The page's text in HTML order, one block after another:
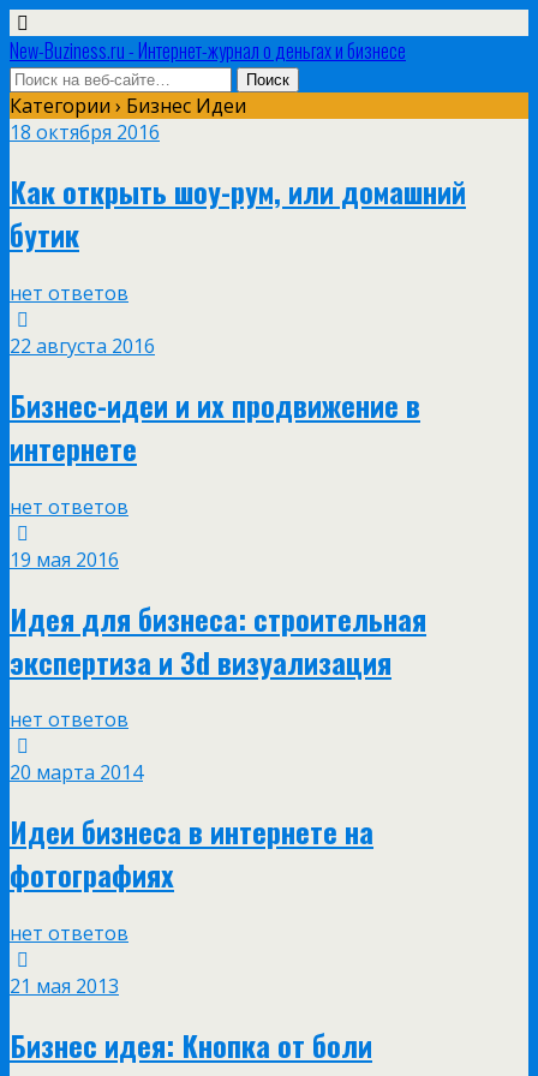
New-Buziness.ru - Интернет-журнал о деньгах и бизнесе
Категории › Бизнес Идеи
18 октября 2016
Как открыть шоу-рум, или домашний
бутик
нет ответов
22 августа 2016
Бизнес-идеи и их продвижение в
интернете
нет ответов
19 мая 2016
Идея для бизнеса: строительная
экспертиза и 3d визуализация
нет ответов
20 марта 2014
Идеи бизнеса в интернете на
фотографиях
нет ответов
21 мая 2013
Бизнес идея: Кнопка от боли